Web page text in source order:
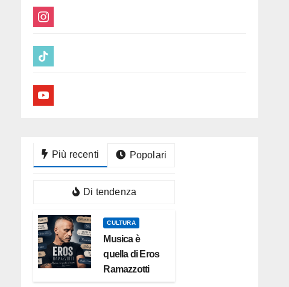
instagram
tiktok
youtube
Più recenti Popolari
Di tendenza
CULTURA
Musica è
quella di Eros
Ramazzotti